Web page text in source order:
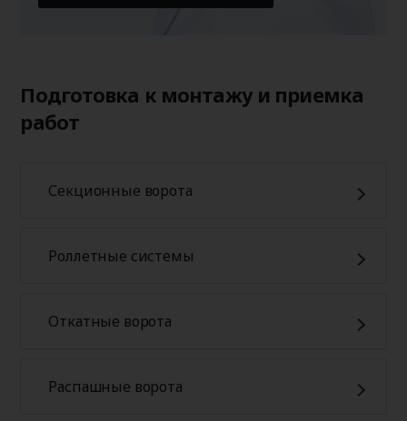
Подготовка к монтажу и приемка
работ
Секционные ворота
Роллетные системы
Откатные ворота
Распашные ворота